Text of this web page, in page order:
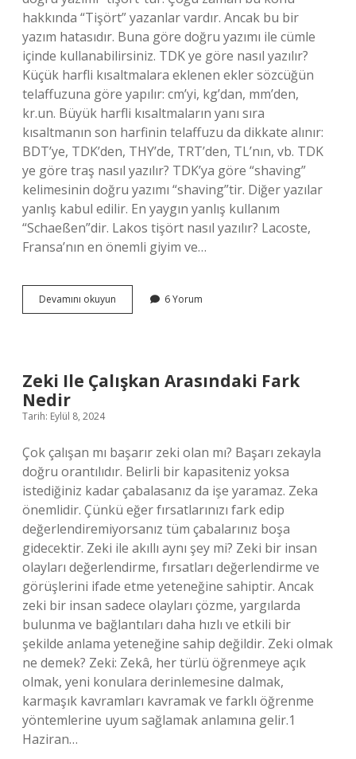
hakkında “Tişört” yazanlar vardır. Ancak bu bir
yazım hatasıdır. Buna göre doğru yazımı ile cümle
içinde kullanabilirsiniz. TDK ye göre nasıl yazılır?
Küçük harfli kısaltmalara eklenen ekler sözcüğün
telaffuzuna göre yapılır: cm’yi, kg’dan, mm’den,
kr.un. Büyük harfli kısaltmaların yanı sıra
kısaltmanın son harfinin telaffuzu da dikkate alınır:
BDT’ye, TDK’den, THY’de, TRT’den, TL’nın, vb. TDK
ye göre traş nasıl yazılır? TDK’ya göre “shaving”
kelimesinin doğru yazımı “shaving”tir. Diğer yazılar
yanlış kabul edilir. En yaygın yanlış kullanım
“Schaeßen”dir. Lakos tişört nasıl yazılır? Lacoste,
Fransa’nın en önemli giyim ve…
Devamını okuyun
Yazım
6 Yorum
Zeki Ile Çalışkan Arasındaki Fark
Nedir
Tarih: Eylül 8, 2024
Çok çalışan mı başarır zeki olan mı? Başarı zekayla
doğru orantılıdır. Belirli bir kapasiteniz yoksa
istediğiniz kadar çabalasanız da işe yaramaz. Zeka
önemlidir. Çünkü eğer fırsatlarınızı fark edip
değerlendiremiyorsanız tüm çabalarınız boşa
gidecektir. Zeki ile akıllı aynı şey mi? Zeki bir insan
olayları değerlendirme, fırsatları değerlendirme ve
görüşlerini ifade etme yeteneğine sahiptir. Ancak
zeki bir insan sadece olayları çözme, yargılarda
bulunma ve bağlantıları daha hızlı ve etkili bir
şekilde anlama yeteneğine sahip değildir. Zeki olmak
ne demek? Zeki: Zekâ, her türlü öğrenmeye açık
olmak, yeni konulara derinlemesine dalmak,
karmaşık kavramları kavramak ve farklı öğrenme
yöntemlerine uyum sağlamak anlamına gelir.1
Haziran…